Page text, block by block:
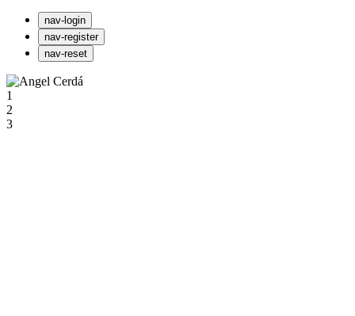
nav-login
nav-register
nav-reset
1
2
3